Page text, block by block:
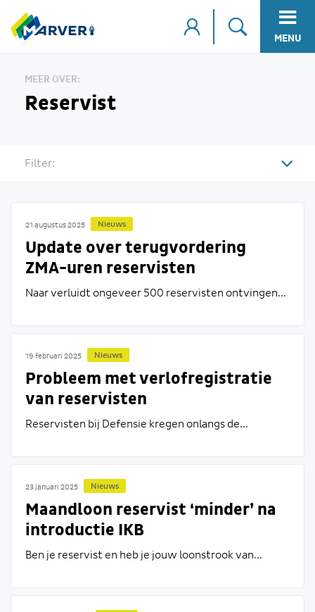
MENU
MEER OVER:
Reservist
Filter:
21 augustus 2025 Nieuws
Update over terugvordering
ZMA-uren reservisten
Naar verluidt ongeveer 500 reservisten ontvingen...
19 februari 2025 Nieuws
Probleem met verlofregistratie
van reservisten
Reservisten bij Defensie kregen onlangs de...
23 januari 2025 Nieuws
Maandloon reservist ‘minder’ na
introductie IKB
Ben je reservist en heb je jouw loonstrook van...